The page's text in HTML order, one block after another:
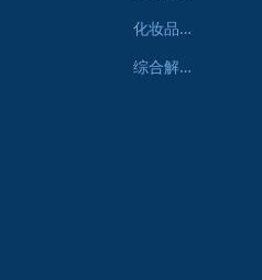
化
妆品认证服务
综
合解决方案